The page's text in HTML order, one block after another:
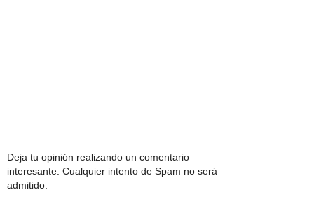
Deja tu opinión realizando un comentario
interesante. Cualquier intento de Spam no será
admitido.